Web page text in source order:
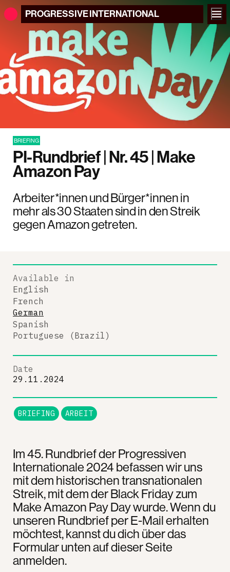
PROGRESSIVEINTERNATIONAL
BRIEFING
PI-Rundbrief | Nr. 45 | Make
Amazon Pay
Arbeiter*innen und Bürger*innen in
mehr als 30 Staaten sind in den Streik
gegen Amazon getreten.
Im 45. Rundbrief der Progressiven
Internationale 2024 befassen wir uns
mit dem historischen transnationalen
Streik, mit dem der Black Friday zum
Make Amazon Pay Day wurde. Wenn du
unseren Rundbrief per E-Mail erhalten
möchtest, kannst du dich über das
Formular unten auf dieser Seite
anmelden.
Available in
English
French
German
Spanish
Portuguese (Brazil)
Date
29.11.2024
BRIEFING ARBEIT